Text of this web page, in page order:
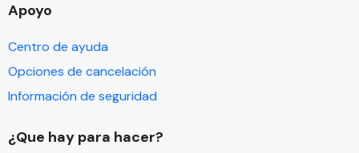
Apoyo
Centro de ayuda
Opciones de cancelación
Información de seguridad
¿Que hay para hacer?